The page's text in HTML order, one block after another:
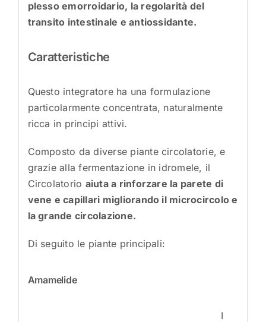
plesso emorroidario, la regolarità del
transito intestinale e antiossidante.
Caratteristiche
Questo integratore ha una formulazione
particolarmente concentrata, naturalmente
ricca in principi attivi.
Composto da diverse piante circolatorie, e
grazie alla fermentazione in idromele, il
Circolatorio aiuta a rinforzare la parete di
vene e capillari migliorando il microcircolo e
la grande circolazione.
Di seguito le piante principali:
Amamelide
I